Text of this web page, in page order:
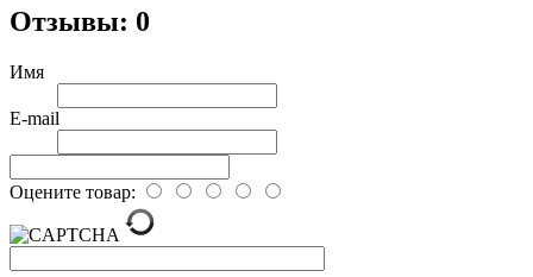
Отзывы: 0
Имя
E-mail
Оцените товар: